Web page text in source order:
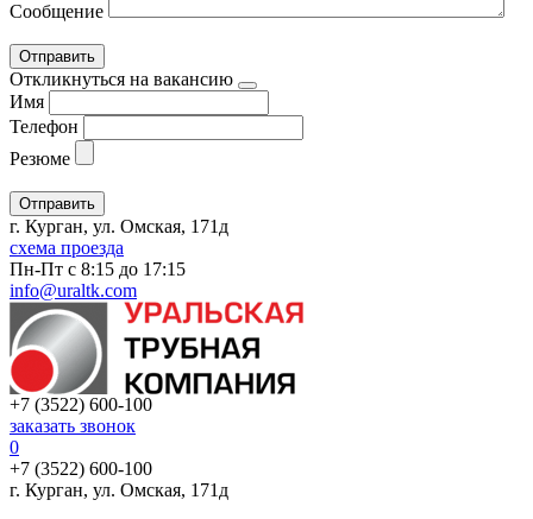
Сообщение
Откликнуться на вакансию
Имя
Телефон
Резюме
г. Курган, ул. Омская, 171д
схема проезда
Пн-Пт с 8:15 до 17:15
info@uraltk.com
+7 (3522) 600-100
заказать звонок
0
+7 (3522) 600-100
г. Курган, ул. Омская, 171д